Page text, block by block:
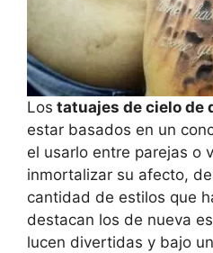
Los tatuajes de cielo de
estar basados en un
el usarlo entre parejas o
inmortalizar su afecto,
cantidad de estilos que
destacan los de nueva
lucen divertidas y bajo